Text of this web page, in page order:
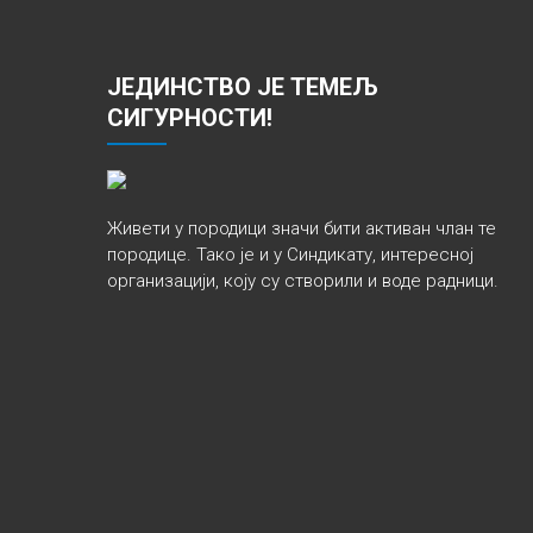
ЈЕДИНСТВО ЈЕ ТЕМЕЉ
СИГУРНОСТИ!
Живети у породици значи бити активан члан те
породице. Тако је и у Синдикату, интересној
организацији, коју су створили и воде радници.